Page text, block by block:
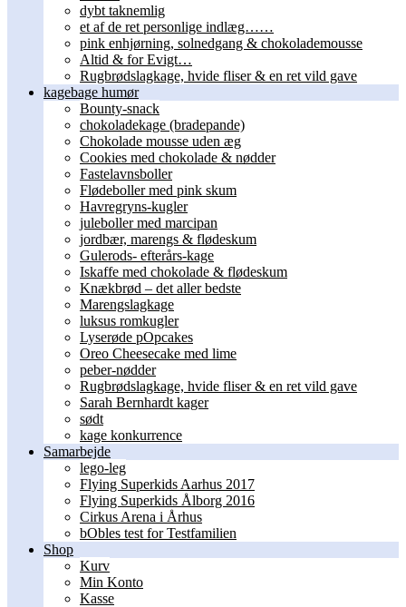
dybt taknemlig
et af de ret personlige indlæg……
pink enhjørning, solnedgang & chokolademousse
Altid & for Evigt…
Rugbrødslagkage, hvide fliser & en ret vild gave
kagebage humør
Bounty-snack
chokoladekage (bradepande)
Chokolade mousse uden æg
Cookies med chokolade & nødder
Fastelavnsboller
Flødeboller med pink skum
Havregryns-kugler
juleboller med marcipan
jordbær, marengs & flødeskum
Gulerods- efterårs-kage
Iskaffe med chokolade & flødeskum
Knækbrød – det aller bedste
Marengslagkage
luksus romkugler
Lyserøde pOpcakes
Oreo Cheesecake med lime
peber-nødder
Rugbrødslagkage, hvide fliser & en ret vild gave
Sarah Bernhardt kager
sødt
kage konkurrence
Samarbejde
lego-leg
Flying Superkids Aarhus 2017
Flying Superkids Ålborg 2016
Cirkus Arena i Århus
bObles test for Testfamilien
Shop
Kurv
Min Konto
Kasse